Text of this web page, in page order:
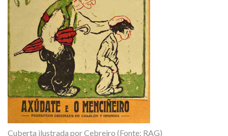
Cuberta ilustrada por Cebreiro (Fonte: RAG)